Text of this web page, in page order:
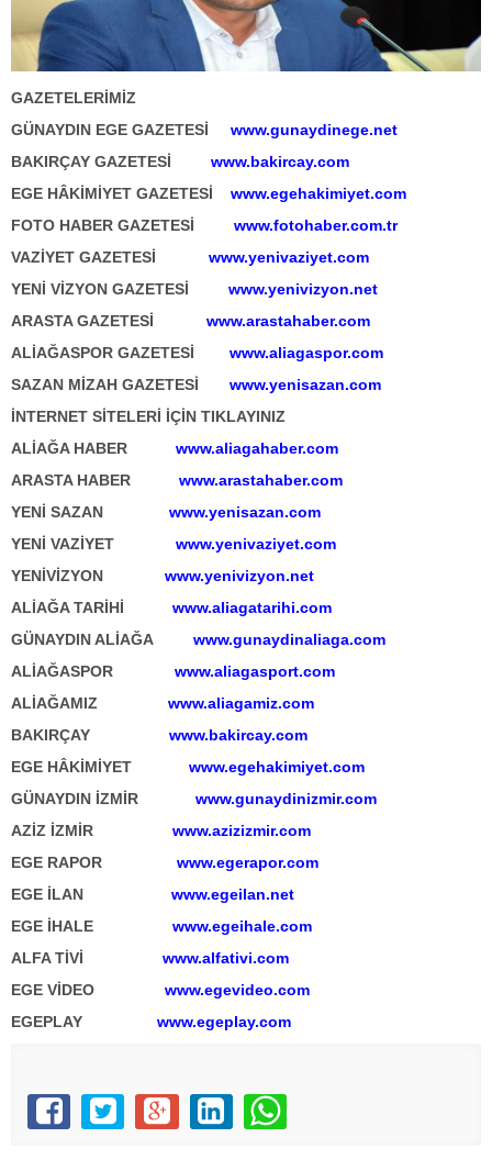
GAZETELERİMİZ
GÜNAYDIN EGE GAZETESİ
www.gunaydinege.net
BAKIRÇAY GAZETESİ www.bakircay.com
EGE HÂKİMİYET GAZETESİ
www.egehakimiyet.com
FOTO HABER GAZETESİ
www.fotohaber.com.tr
VAZİYET GAZETESİ www.yenivaziyet.com
YENİ VİZYON GAZETESİ
www.yenivizyon.net
ARASTA GAZETESİ www.arastahaber.com
ALİAĞASPOR GAZETESİ
www.aliagaspor.com
SAZAN MİZAH GAZETESİ
www.yenisazan.com
İNTERNET SİTELERİ İÇİN TIKLAYINIZ
ALİAĞA HABER www.aliagahaber.com
ARASTA HABER www.arastahaber.com
YENİ SAZAN www.yenisazan.com
YENİ VAZİYET www.yenivaziyet.com
YENİVİZYON www.yenivizyon.net
ALİAĞA TARİHİ www.aliagatarihi.com
GÜNAYDIN ALİAĞA
www.gunaydinaliaga.com
ALİAĞASPOR www.aliagasport.com
ALİAĞAMIZ www.aliagamiz.com
BAKIRÇAY www.bakircay.com
EGE HÂKİMİYET www.egehakimiyet.com
GÜNAYDIN İZMİR www.gunaydinizmir.com
AZİZ İZMİR www.azizizmir.com
EGE RAPOR www.egerapor.com
EGE İLAN www.egeilan.net
EGE İHALE www.egeihale.com
ALFA TİVİ www.alfativi.com
EGE VİDEO www.egevideo.com
EGEPLAY www.egeplay.com